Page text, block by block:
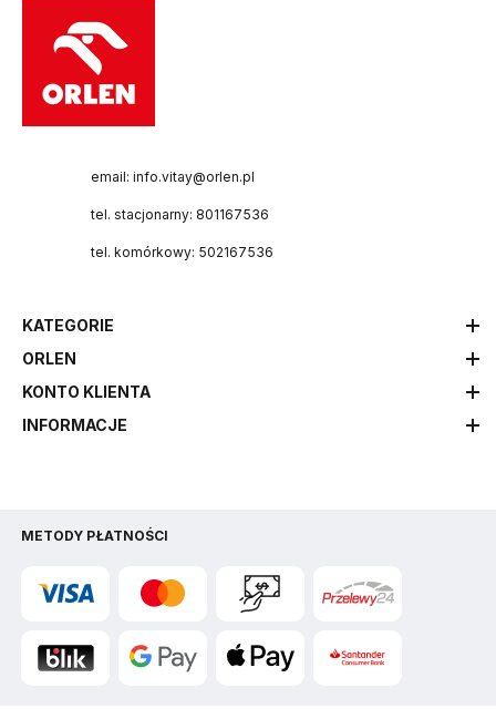
email: info.vitay@orlen.pl
tel. stacjonarny: 801167536
tel. komórkowy: 502167536
KATEGORIE
ORLEN
KONTO KLIENTA
INFORMACJE
METODY PŁATNOŚCI